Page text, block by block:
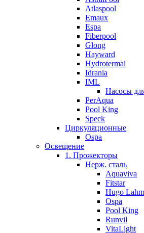
Atlaspool
Emaux
Espa
Fiberpool
Glong
Hayward
Hydrotermal
Idrania
IML
Насосы
PerAqua
Pool King
Speck
Циркуляционные
Ospa
Освещение
1. Прожекторы
Нерж. сталь
Aquaviva
Fitstar
Hugo
Ospa
Pool King
Runvil
VitaLight